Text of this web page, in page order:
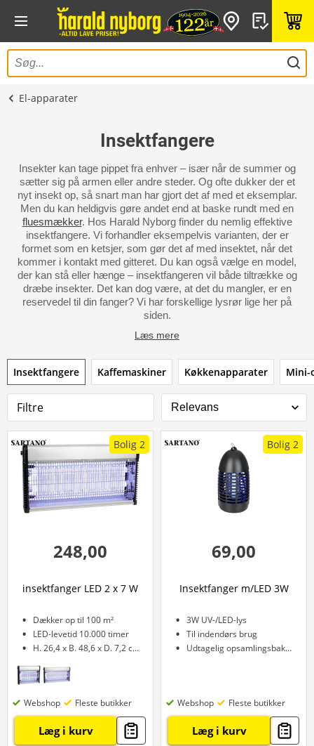
El-apparater
Insektfangere
Insekter kan tage pippet fra enhver – især når de summer og
sætter sig på armen eller andre steder. Og ofte dukker der et
nyt insekt op, så snart man har gjort det af med et eksemplar.
Men du kan heldigvis gøre andet end at baske rundt med en
fluesmækker. Hos Harald Nyborg finder du nemlig effektive
insektfangere. Vi forhandler eksempelvis varianten, der er
formet som en ketsjer, som gør det af med insektet, når det
kommer i kontakt med gitteret. Du kan også vælge en model,
der kan stå eller hænge – insektfangeren vil både tiltrække og
dræbe insekter. Det kan dog være, at det du mangler, er en
reservedel til din fanger? Vi har forskellige lysrør lige her på
siden.
Læs mere
Insektfangere Kaffemaskiner Køkkenapparater Mini-
Filtre
Bolig 2
248,00
insektfanger LED 2 x 7 W
Dækker op til 100 m²
LED-levetid 10.000 timer
H. 26,4 x B. 48,6 x D. 7,2 cm
Webshop Fleste butikker
Læg i kurv
Bolig 2
69,00
Insektfanger m/LED 3W
3W UV-/LED-lys
Til indendørs brug
Udtagelig opsamlingsbakke
Webshop Fleste butikker
Læg i kurv